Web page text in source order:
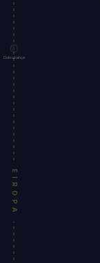
Dolmabahçe
EIROPA